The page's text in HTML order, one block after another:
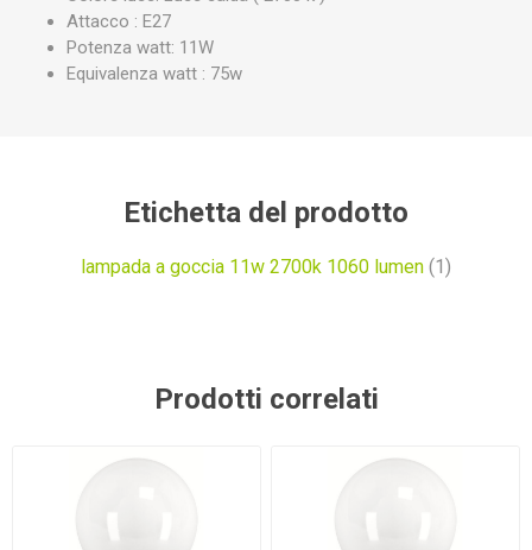
Attacco : E27
Potenza watt: 11W
Equivalenza watt : 75w
Etichetta del prodotto
lampada a goccia 11w 2700k 1060 lumen (1)
Prodotti correlati